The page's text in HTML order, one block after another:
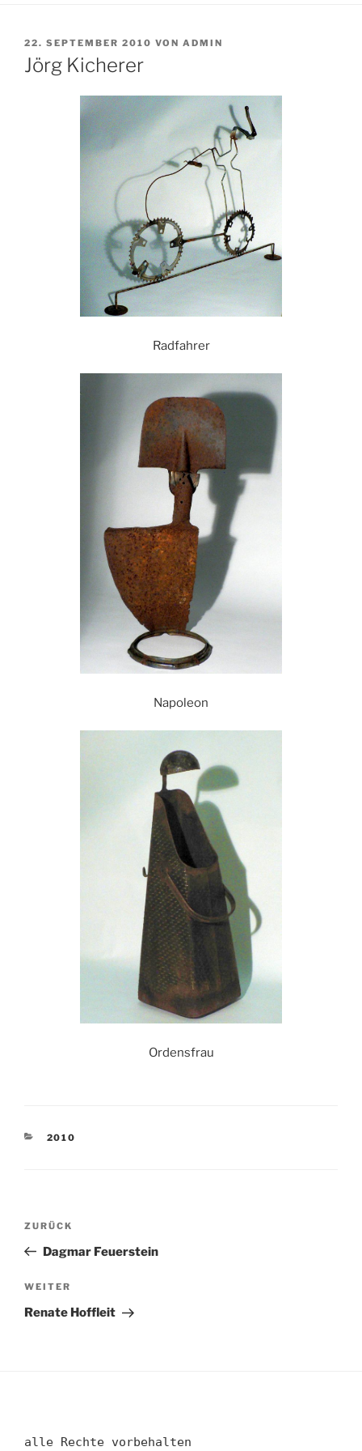
VERÖFFENTLICHT
AM
22. SEPTEMBER 2010 VON ADMIN
Jörg Kicherer
Radfahrer
Napoleon
Ordensfrau
KATEGORIEN
2010
Beitragsnavigation
Vorheriger
Beitrag
ZURÜCK
Dagmar Feuerstein
Nächster
Beitrag
WEITER
Renate Hoffleit
alle Rechte vorbehalten